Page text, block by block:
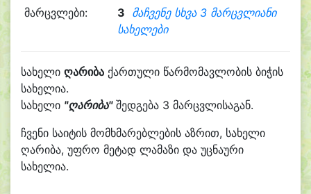
მარცვლები:
3 მაჩვენე სხვა 3 მარცვლიანი
სახელები
სახელი ღარიბა ქართული წარმომავლობის ბიჭის
სახელია.
სახელი "ღარიბა"შედგება 3 მარცვლისაგან.
ჩვენი საიტის მომხმარებლების აზრით, სახელი
ღარიბა, უფრო მეტად ლამაზი და უცნაური
სახელია.